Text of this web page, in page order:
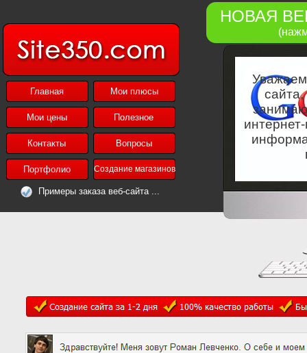
Главная Мои плюсы
Мои цены Полезное
Контакты Вопросы
Портфолио
Примеры заказа веб-сайта ...
Создание магазинов
НОВАЯ